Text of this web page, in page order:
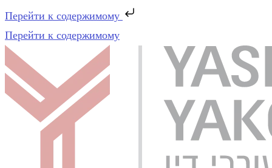
Перейти к содержимому
Перейти к содержимому